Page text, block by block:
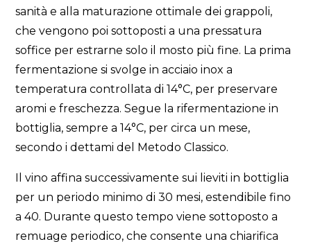
sanità e alla maturazione ottimale dei grappoli,
che vengono poi sottoposti a una pressatura
soffice per estrarne solo il mosto più fine. La prima
fermentazione si svolge in acciaio inox a
temperatura controllata di 14°C, per preservare
aromi e freschezza. Segue la rifermentazione in
bottiglia, sempre a 14°C, per circa un mese,
secondo i dettami del Metodo Classico.
Il vino affina successivamente sui lieviti in bottiglia
per un periodo minimo di 30 mesi, estendibile fino
a 40. Durante questo tempo viene sottoposto a
remuage periodico, che consente una chiarifica